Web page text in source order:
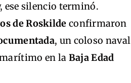
ese silencio terminó.
de Roskilde confirmaron
, un coloso naval
en la Baja Edad